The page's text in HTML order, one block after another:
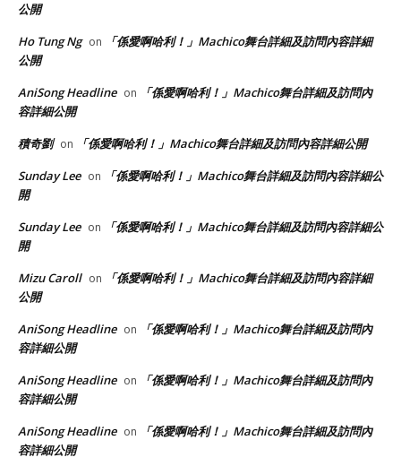
公開
Ho Tung Ng on
「係愛啊哈利！」Machico舞台詳細及訪問內容詳細
公開
AniSong Headline on
「係愛啊哈利！」Machico舞台詳細及訪問內
容詳細公開
積奇劉 on
「係愛啊哈利！」Machico舞台詳細及訪問內容詳細公開
Sunday Lee on
「係愛啊哈利！」Machico舞台詳細及訪問內容詳細公
開
Sunday Lee on
「係愛啊哈利！」Machico舞台詳細及訪問內容詳細公
開
Mizu Caroll on
「係愛啊哈利！」Machico舞台詳細及訪問內容詳細
公開
AniSong Headline on
「係愛啊哈利！」Machico舞台詳細及訪問內
容詳細公開
AniSong Headline on
「係愛啊哈利！」Machico舞台詳細及訪問內
容詳細公開
AniSong Headline on
「係愛啊哈利！」Machico舞台詳細及訪問內
容詳細公開